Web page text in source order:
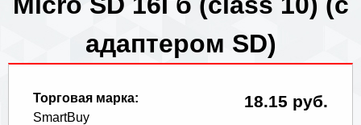
адаптером SD)
18.15 руб.
Торговая марка:
SmartBuy